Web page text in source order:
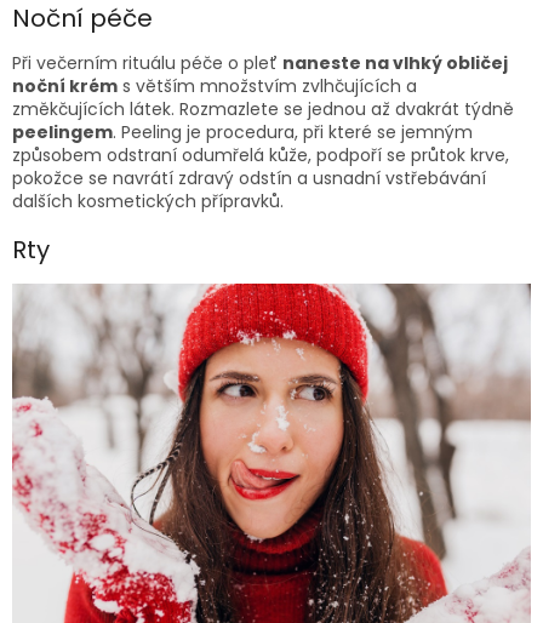
Noční péče
Při večerním rituálu péče o pleť naneste na vlhký obličej
noční krém s větším množstvím zvlhčujících a
změkčujících látek. Rozmazlete se jednou až dvakrát týdně
peelingem. Peeling je procedura, při které se jemným
způsobem odstraní odumřelá kůže, podpoří se průtok krve,
pokožce se navrátí zdravý odstín a usnadní vstřebávání
dalších kosmetických přípravků.
Rty